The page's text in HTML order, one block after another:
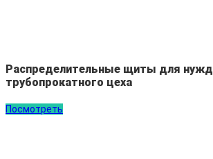
Распределительные щиты для нужд
трубопрокатного цеха
Посмотреть